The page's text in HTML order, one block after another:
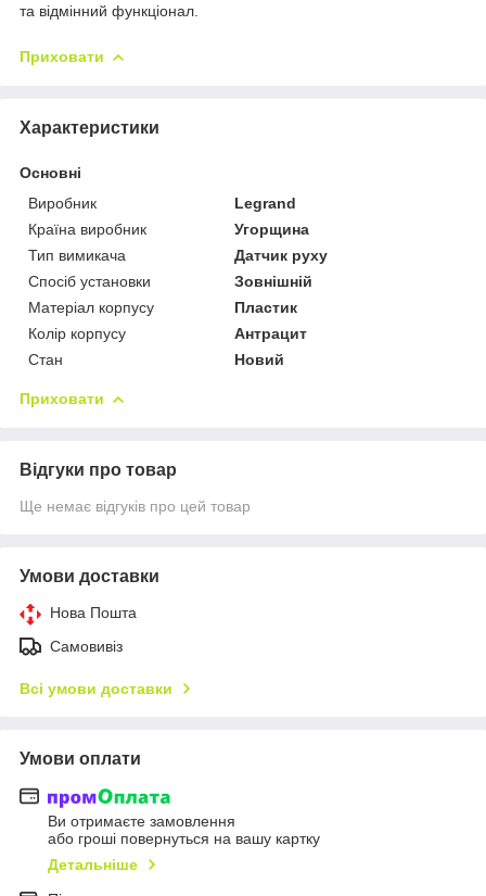
та відмінний функціонал.
Приховати
Характеристики
Основні
Виробник
Legrand
Країна виробник
Угорщина
Тип вимикача
Датчик руху
Спосіб установки
Зовнішній
Матеріал корпусу
Пластик
Колір корпусу
Антрацит
Стан
Новий
Приховати
Відгуки про товар
Ще немає відгуків про цей товар
Умови доставки
Нова Пошта
Самовивіз
Всі умови доставки
Умови оплати
Ви отримаєте замовлення
або гроші повернуться на вашу картку
Детальніше